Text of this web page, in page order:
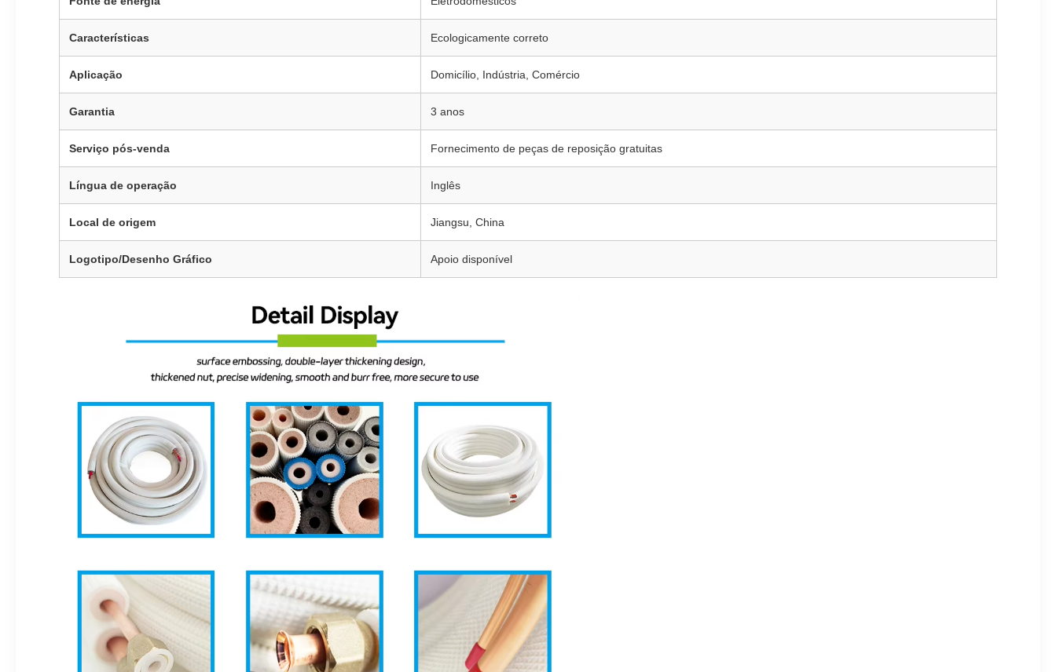
Características Ecologicamente correto
Aplicação Domicílio, Indústria, Comércio
Garantia 3 anos
Serviço pós-venda Fornecimento de peças de reposição gratuitas
Língua de operação Inglês
Local de origem Jiangsu, China
Logotipo/Desenho Gráfico Apoio disponível